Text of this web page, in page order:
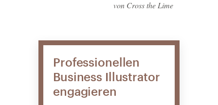
von Cross the Lime
Professionellen
Business Illustrator
engagieren